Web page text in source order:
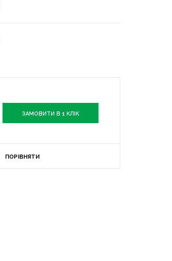
ЗАМОВИТИ В 1 КЛІК
ПОРІВНЯТИ